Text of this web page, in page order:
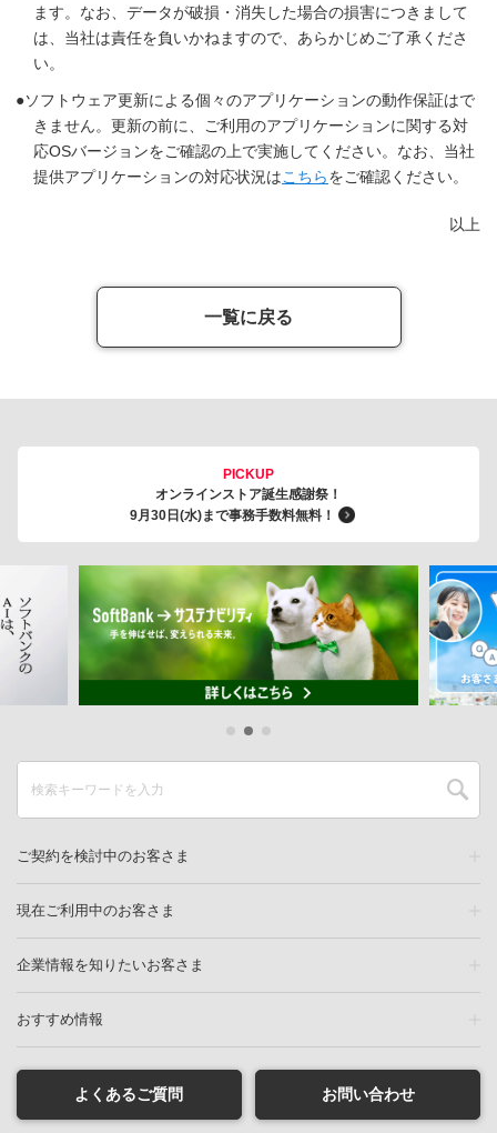
ます。なお、データが破損・消失した場合の損害につきまして
は、当社は責任を負いかねますので、あらかじめご了承くださ
い。
ソフトウェア更新による個々のアプリケーションの動作保証はで
きません。更新の前に、ご利用のアプリケーションに関する対
応OSバージョンをご確認の上で実施してください。なお、当社
提供アプリケーションの対応状況はこちらをご確認ください。
以上
一覧に戻る
PICKUP
オンラインストア誕生感謝祭！
9月30日(水)まで事務手数料無料！
ご契約を検討中のお客さま
現在ご利用中のお客さま
企業情報を知りたいお客さま
おすすめ情報
よくあるご質問 お問い合わせ